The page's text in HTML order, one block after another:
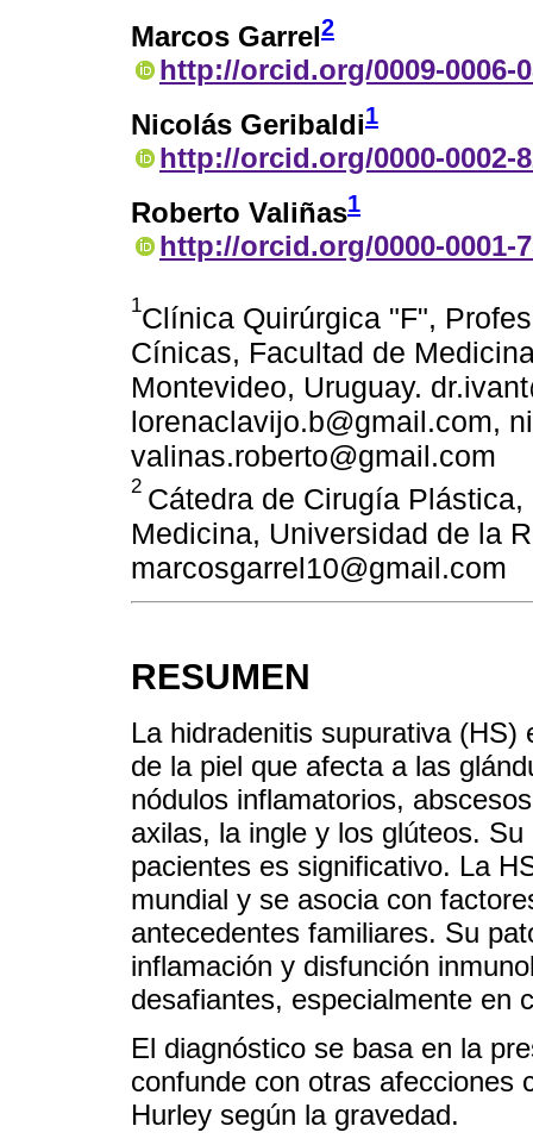
Marcos Garrel2
http://orcid.org/0009-0006-
Nicolás Geribaldi1
http://orcid.org/0000-0002-
Roberto Valiñas1
http://orcid.org/0000-0001-
1Clínica Quirúrgica "F",
Cínicas, Facultad de
Montevideo, Uruguay.
lorenaclavijo.b@gmail.com,
valinas.roberto@gmail.com
2 Cátedra de Cirugía
Medicina, Universidad de la
marcosgarrel10@gmail.com
RESUMEN
La hidradenitis supurativa
de la piel que afecta a las
nódulos inflamatorios,
axilas, la ingle y los glúteos.
pacientes es significativo. La
mundial y se asocia con
antecedentes familiares. Su
inflamación y disfunción
desafiantes, especialmente en
El diagnóstico se basa en la
confunde con otras afecciones
Hurley según la gravedad.